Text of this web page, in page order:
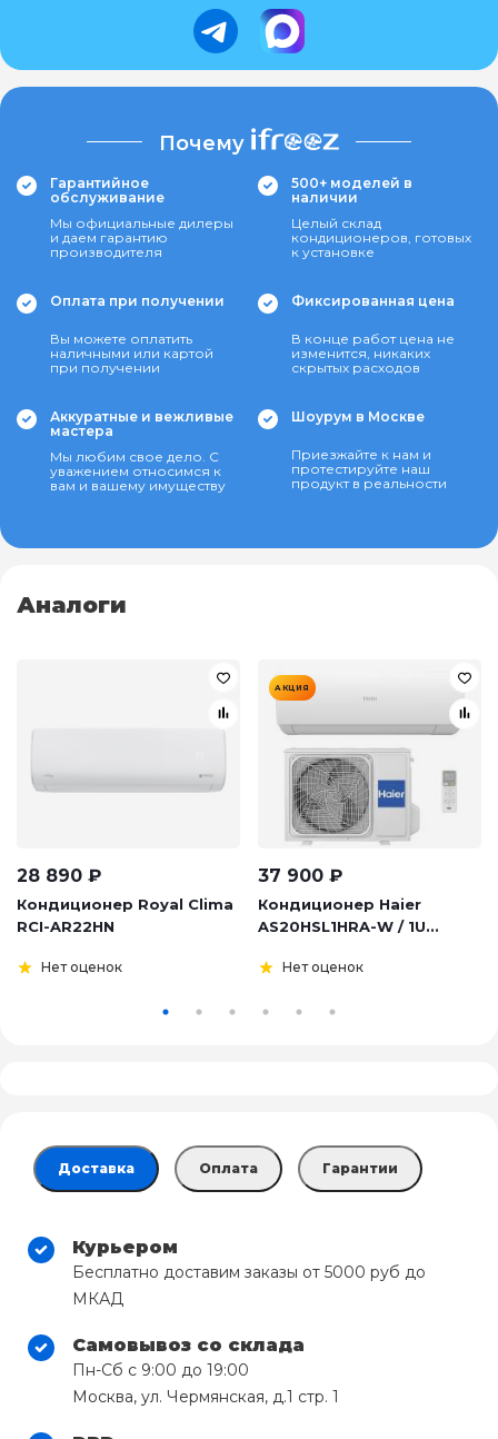
Почему
Гарантийное
обслуживание
Мы официальные дилеры
и даем гарантию
производителя
500+ моделей в
наличии
Целый склад
кондиционеров, готовых
к установке
Оплата при получении
Вы можете оплатить
наличными или картой
при получении
Фиксированная цена
В конце работ цена не
изменится, никаких
скрытых расходов
Аккуратные и вежливые
мастера
Мы любим свое дело. С
уважением относимся к
вам и вашему имуществу
Шоурум в Москве
Приезжайте к нам и
протестируйте наш
продукт в реальности
Аналоги
28 890 ₽
Кондиционер Royal Clima
RCI-AR22HN
Нет оценок
АКЦИЯ
37 900 ₽
Кондиционер Haier
AS20HSL1HRA-W / 1U...
Нет оценок
Доставка Оплата Гарантии
Курьером
Бесплатно доставим заказы от 5000 руб до
МКАД
Самовывоз со склада
Пн-Сб с 9:00 до 19:00
Москва, ул. Чермянская, д.1 стр. 1